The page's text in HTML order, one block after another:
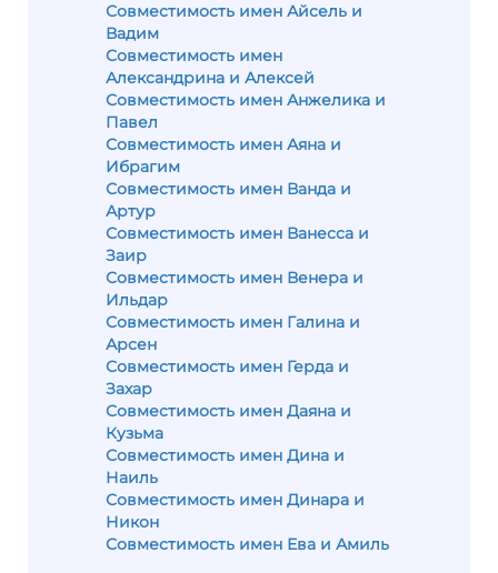
Совместимость имен Айсель и
Вадим
Совместимость имен
Александрина и Алексей
Совместимость имен Анжелика и
Павел
Совместимость имен Аяна и
Ибрагим
Совместимость имен Ванда и
Артур
Совместимость имен Ванесса и
Заир
Совместимость имен Венера и
Ильдар
Совместимость имен Галина и
Арсен
Совместимость имен Герда и
Захар
Совместимость имен Даяна и
Кузьма
Совместимость имен Дина и
Наиль
Совместимость имен Динара и
Никон
Совместимость имен Ева и Амиль